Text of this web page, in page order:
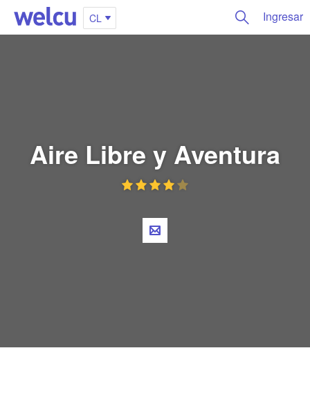
CL Ingresar
Aire Libre y Aventura